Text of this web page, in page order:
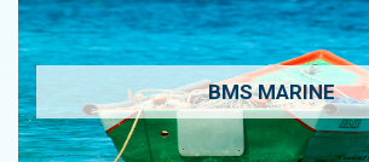
BMS MARINE